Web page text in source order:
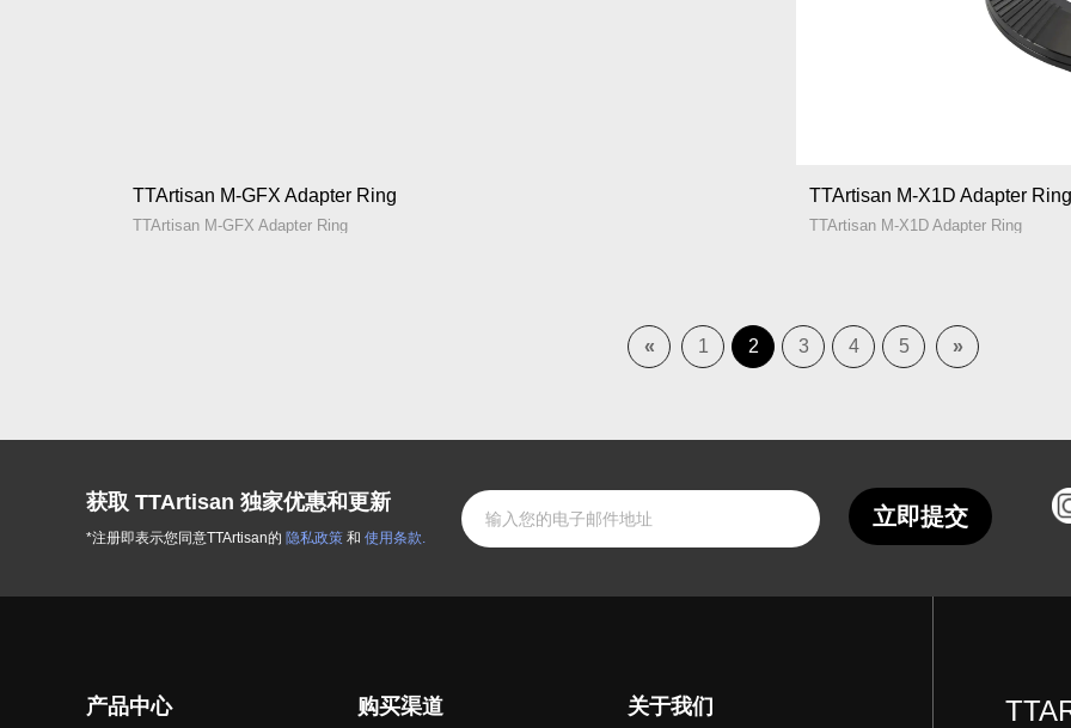
TTArtisan M-GFX Adapter Ring
TTArtisan M-GFX Adapter Ring
TTArtisan M-X1D Adapter
TTArtisan M-X1D Adapter Ring
« 1 2 3 4 5 »
获取 TTArtisan 独家优惠和更新
*注册即表示您同意TTArtisan的 隐私政策 和 使用条款.
立即提交
产品中心 购买渠道 关于我们